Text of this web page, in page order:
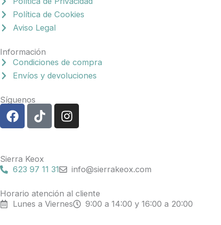
Política de Cookies
Aviso Legal
Información
Condiciones de compra
Envíos y devoluciones
Síguenos
F
a
b
o
k
T
i
o
k
I
n
g
a
m
Sierra Keox
623 97 11 31
info@sierrakeox.com
Horario atención al cliente
Lunes a Viernes
9:00 a 14:00 y 16:00 a 20:00